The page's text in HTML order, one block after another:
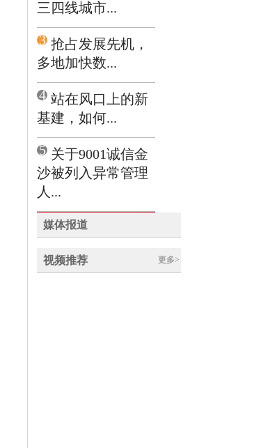
三四线城市...
3 抢占发展先机，
多地加快数...
4 站在风口上的新
基建，如何...
5 关于9001诚信金
沙被列入异常管理
人...
媒体报道
视频推荐 更多>